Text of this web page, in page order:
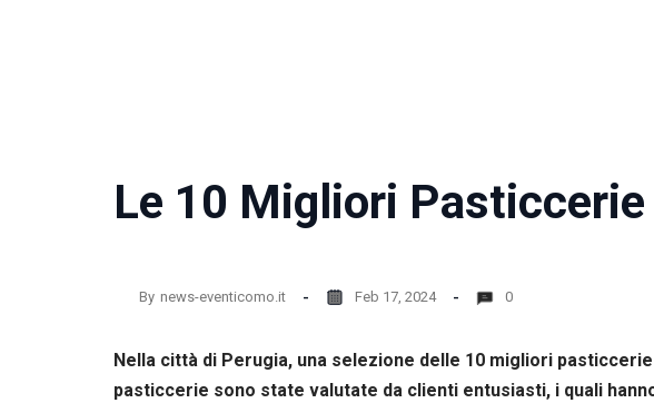
Le 10 Migliori Pasticcerie
By news-eventicomo.it Feb 17, 2024 0
Nella città di Perugia, una selezione delle 10 migliori
pasticcerie sono state valutate da clienti entusiasti, i quali